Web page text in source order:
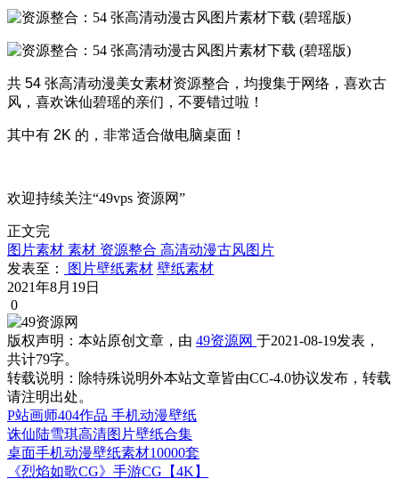
共 54 张高清动漫美女素材资源整合，均搜集于网络，喜欢古
风，喜欢诛仙碧瑶的亲们，不要错过啦！
其中有 2K 的，非常适合做电脑桌面！
欢迎持续关注“49vps 资源网”
正文完
图片素材 素材 资源整合 高清动漫古风图片
发表至：
图片壁纸素材 壁纸素材
2021年8月19日
0
版权声明： 本站原创文章，由 49资源网 于2021-08-19发表，
共计79字。
转载说明： 除特殊说明外本站文章皆由CC-4.0协议发布，转载
请注明出处。
P站画师404作品 手机动漫壁纸
诛仙陆雪琪高清图片壁纸合集
桌面手机动漫壁纸素材10000套
《烈焰如歌CG》手游CG【4K】